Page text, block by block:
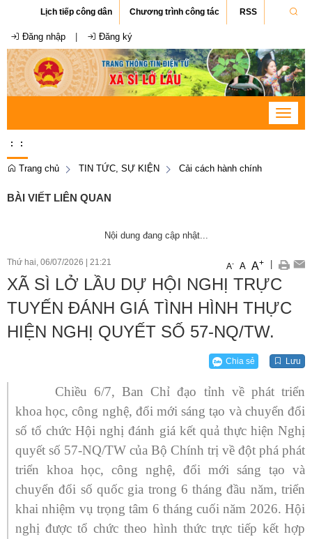
Lịch tiếp công dân Chương trình công tác RSS
Đăng nhập Đăng ký
Toggle
: :
Trang chủ TIN TỨC, SỰ KIỆN Cải cách hành chính
BÀI VIẾT LIÊN QUAN
Nội dung đang cập nhật...
Thứ hai, 06/07/2026 21:21 A- A A+
XÃ SÌ LỞ LẦU DỰ HỘI NGHỊ TRỰC
TUYẾN ĐÁNH GIÁ TÌNH HÌNH THỰC
HIỆN NGHỊ QUYẾT SỐ 57-NQ/TW.
Chia sẻ Lưu
Chiều 6/7, Ban Chỉ đạo tỉnh về phát triển
khoa học, công nghệ, đổi mới sáng tạo và chuyển đổi
số tổ chức Hội nghị đánh giá kết quả thực hiện Nghị
quyết số 57-NQ/TW của Bộ Chính trị về đột phá phát
triển khoa học, công nghệ, đổi mới sáng tạo và
chuyển đổi số quốc gia trong 6 tháng đầu năm, triển
khai nhiệm vụ trọng tâm 6 tháng cuối năm 2026. Hội
nghị được tổ chức theo hình thức trực tiếp kết hợp